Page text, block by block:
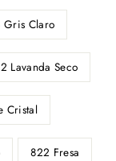
Gris Claro
Lavanda Seco
Cristal
822 Fresa